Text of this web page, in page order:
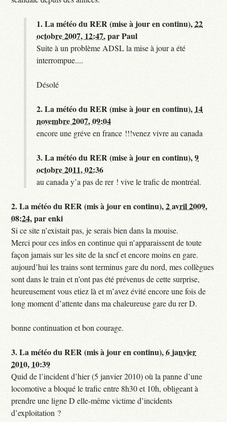
1.La météo du RER (mise à jour en continu),22
octobre 2007, 12:47,parPaul
Suite à un problème ADSL la mise à jour a été
interrompue....
Désolé
2.La météo du RER (mise à jour en continu), 14
novembre 2007, 09:04
encore une gréve en france !!!venez vivre au canada
3.La météo du RER (mise à jour en continu),9
octobre 2011, 02:36
au canada y’a pas de rer ! vive le trafic de montréal.
2.La météo du RER (mis à jour en continu),2 avril 2009,
08:24,parenki
Si ce site n’existait pas, je serais bien dans la mouise.
Merci pour ces infos en continue qui n’apparaissent de toute
façon jamais sur les site de la sncf et encore moins en gare.
aujourd’hui les trains sont terminus gare du nord, mes collègues
sont dans le train et n’ont pas été prévenus de cette surprise,
heureusement vous etiez là et m’avez évité encore une fois de
long moment d’attente dans ma chaleureuse gare du rer D.
bonne continuation et bon courage.
3.La météo du RER (mis à jour en continu),6 janvier
2010, 10:39
Quid de l’incident d’hier (5 janvier 2010) où la panne d’une
locomotive a bloqué le trafic entre 8h30 et 10h, obligeant à
prendre une ligne D elle-même victime d’incidents
d’exploitation ?